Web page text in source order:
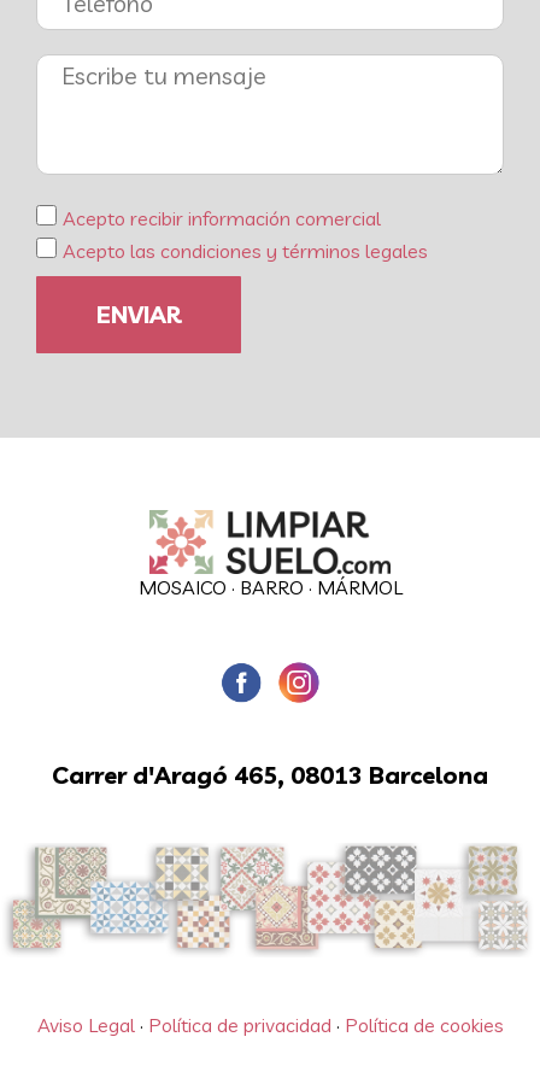
Acepto recibir información comercial
Acepto las condiciones y términos legales
ENVIAR
MOSAICO · BARRO · MÁRMOL
Carrer d'Aragó 465, 08013 Barcelona
Aviso Legal · Política de privacidad · Política de cookies